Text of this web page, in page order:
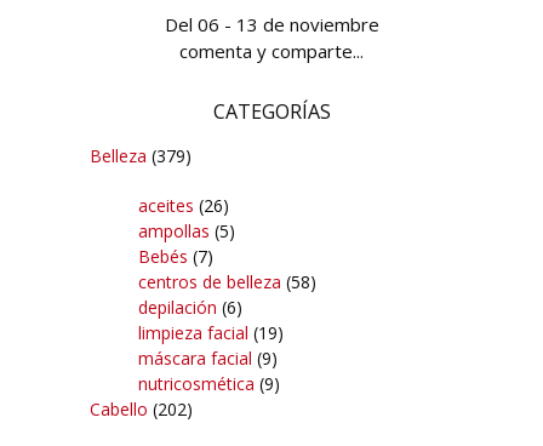
Del 06 - 13 de noviembre
comenta y comparte...
CATEGORÍAS
Belleza (379)
aceites (26)
ampollas (5)
Bebés (7)
centros de belleza (58)
depilación (6)
limpieza facial (19)
máscara facial (9)
nutricosmética (9)
Cabello (202)